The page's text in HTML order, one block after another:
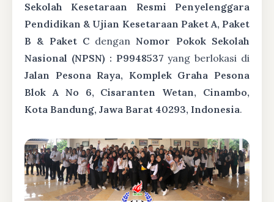
Sekolah Kesetaraan Resmi Penyelenggara
Pendidikan & Ujian Kesetaraan Paket A, Paket
B & Paket CdenganNomor Pokok Sekolah
Nasional (NPSN) : P9948537 yang berlokasi di
Jalan Pesona Raya, Komplek Graha Pesona
Blok A No 6, Cisaranten Wetan, Cinambo,
Kota Bandung, Jawa Barat 40293, Indonesia.